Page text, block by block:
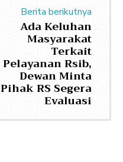
Berita berikutnya
Ada Keluhan
Masyarakat
Terkait
Pelayanan Rsib,
Dewan Minta
Pihak RS Segera
Evaluasi